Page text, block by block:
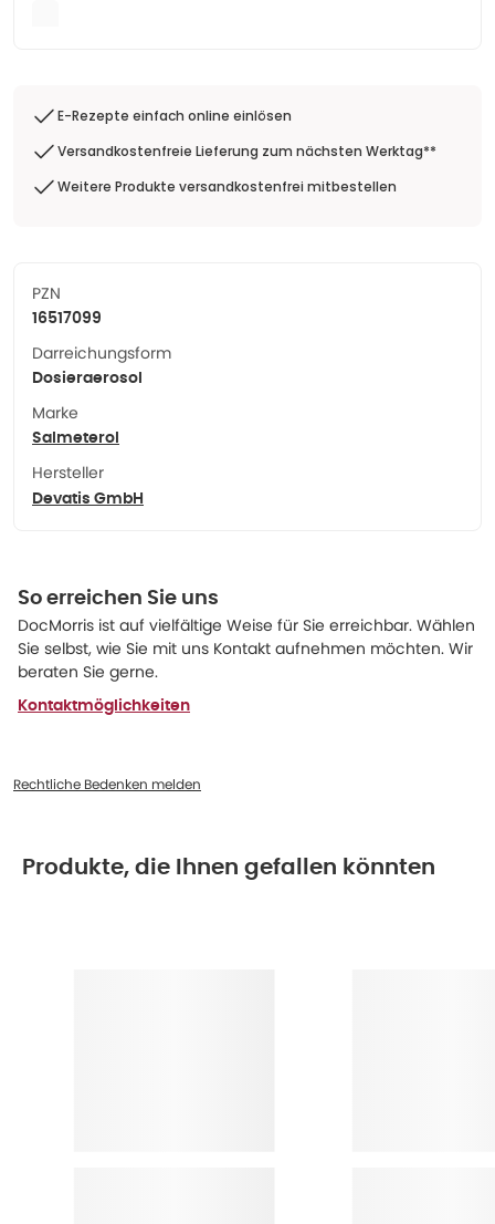
E-Rezepte einfach online einlösen
Versandkostenfreie Lieferung zum nächsten Werktag**
Weitere Produkte versandkostenfrei mitbestellen
PZN
16517099
Darreichungsform
Dosieraerosol
Marke
Salmeterol
Hersteller
Devatis GmbH
So erreichen Sie uns
DocMorris ist auf vielfältige Weise für Sie erreichbar. Wählen
Sie selbst, wie Sie mit uns Kontakt aufnehmen möchten. Wir
beraten Sie gerne.
Kontaktmöglichkeiten
Rechtliche Bedenken melden
Produkte, die Ihnen gefallen könnten